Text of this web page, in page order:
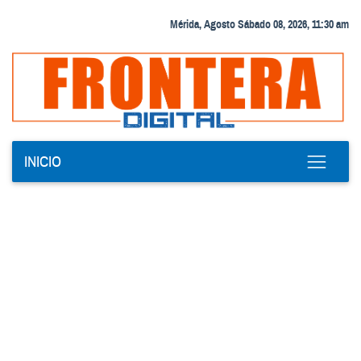
Mérida, Agosto Sábado 08, 2026, 11:30 am
INICIO